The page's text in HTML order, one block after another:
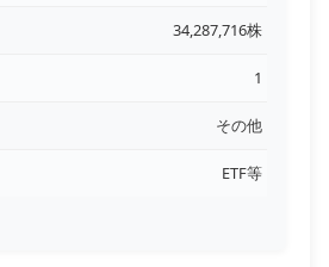
34,287,716株
1
その他
ETF等